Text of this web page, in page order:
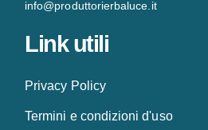
info@produttorierbaluce.it
Link utili
Privacy Policy
Termini e condizioni d'uso